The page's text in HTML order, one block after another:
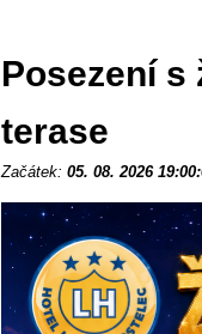
Posezení s
terase
Začátek: 05. 08. 2026